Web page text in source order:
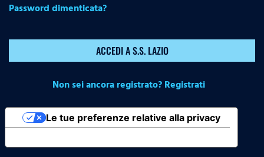
Password dimenticata?
ACCEDI A S.S. LAZIO
Non sei ancora registrato? Registrati
Le tue preferenze relative alla privacy